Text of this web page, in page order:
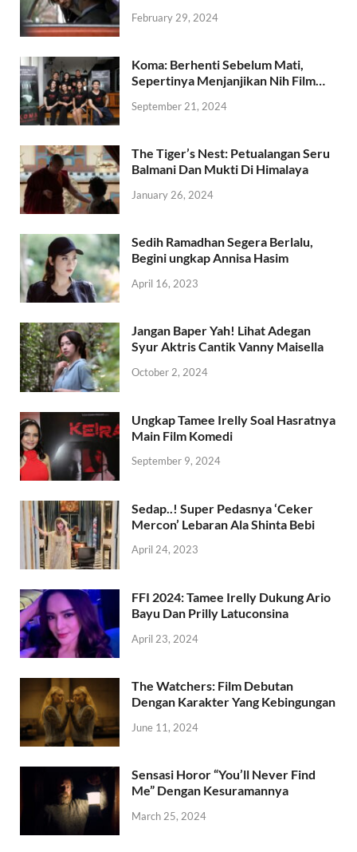
February 29, 2024
Koma: Berhenti Sebelum Mati,
Sepertinya Menjanjikan Nih Film…
September 21, 2024
The Tiger’s Nest: Petualangan Seru
Balmani Dan Mukti Di Himalaya
January 26, 2024
Sedih Ramadhan Segera Berlalu,
Begini ungkap Annisa Hasim
April 16, 2023
Jangan Baper Yah! Lihat Adegan
Syur Aktris Cantik Vanny Maisella
October 2, 2024
Ungkap Tamee Irelly Soal Hasratnya
Main Film Komedi
September 9, 2024
Sedap..! Super Pedasnya ‘Ceker
Mercon’ Lebaran Ala Shinta Bebi
April 24, 2023
FFI 2024: Tamee Irelly Dukung Ario
Bayu Dan Prilly Latuconsina
April 23, 2024
The Watchers: Film Debutan
Dengan Karakter Yang Kebingungan
June 11, 2024
Sensasi Horor “You’ll Never Find
Me” Dengan Kesuramannya
March 25, 2024